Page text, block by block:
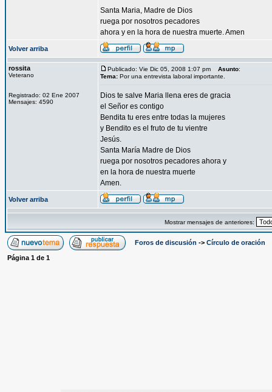
Santa Maria, Madre de Dios
ruega por nosotros pecadores
ahora y en la hora de nuestra muerte. Amen
Volver arriba
rossita
Veterano
Registrado: 02 Ene 2007
Mensajes: 4590
Publicado: Vie Dic 05, 2008 1:07 pm Asunto:
Tema: Por una entrevista laboral importante.
Dios te salve Maria llena eres de gracia
el Señor es contigo
Bendita tu eres entre todas la mujeres
y Bendito es el fruto de tu vientre
Jesús.
Santa María Madre de Dios
ruega por nosotros pecadores ahora y
en la hora de nuestra muerte
Amen.
Volver arriba
Mostrar mensajes de anteriores:
Foros de discusión -> Círculo de oración
Página 1 de 1